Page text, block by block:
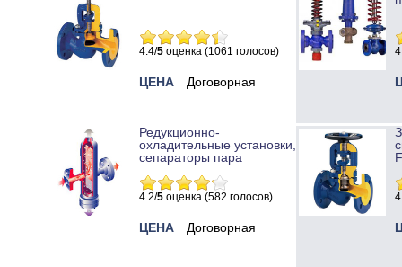
4.4/5 оценка (1061 голосов)
ЦЕНА Договорная
Редукционно-
охладительные установки,
сепараторы пара
4.2/5 оценка (582 голосов)
ЦЕНА Договорная